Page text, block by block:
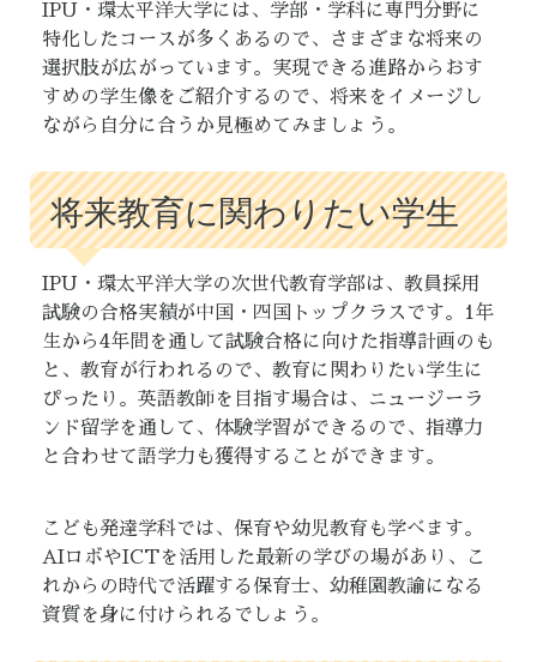
IPU・環太平洋大学には、学部・学科に専門分野に
特化したコースが多くあるので、さまざまな将来の
選択肢が広がっています。実現できる進路からおす
すめの学生像をご紹介するので、将来をイメージし
ながら自分に合うか見極めてみましょう。
将来教育に関わりたい学生
IPU・環太平洋大学の次世代教育学部は、教員採用
試験の合格実績が中国・四国トップクラスです。1年
生から4年間を通して試験合格に向けた指導計画のも
と、教育が行われるので、教育に関わりたい学生に
ぴったり。英語教師を目指す場合は、ニュージーラ
ンド留学を通して、体験学習ができるので、指導力
と合わせて語学力も獲得することができます。
こども発達学科では、保育や幼児教育も学べます。
AIロボやICTを活用した最新の学びの場があり、こ
れからの時代で活躍する保育士、幼稚園教諭になる
資質を身に付けられるでしょう。